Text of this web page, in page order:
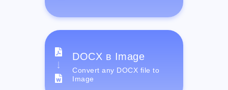
DOCX в Image
Convert any DOCX file to
Image